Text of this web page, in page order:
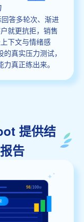
答多轮次、渐进
就更抗拒，销售
下文与情绪感
真实压力测试，
真正练出来。
提供结
告